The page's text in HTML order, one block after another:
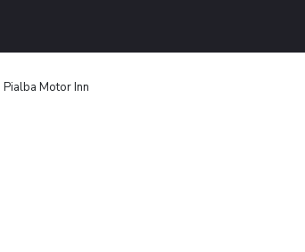
Pialba Motor Inn